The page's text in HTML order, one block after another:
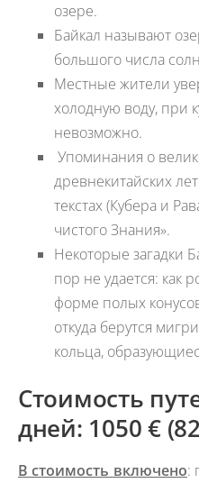
озере.
Байкал называют
большого числа
Местные жители
холодную воду, при
невозможно.
Упоминания о
древнекитайских
текстах (Кубера и
чистого Знания».
Некоторые загадки
пор не удается: как
форме полых
откуда берутся
кольца,
Стоимость
дней: 1050 €
В стоимость включено: